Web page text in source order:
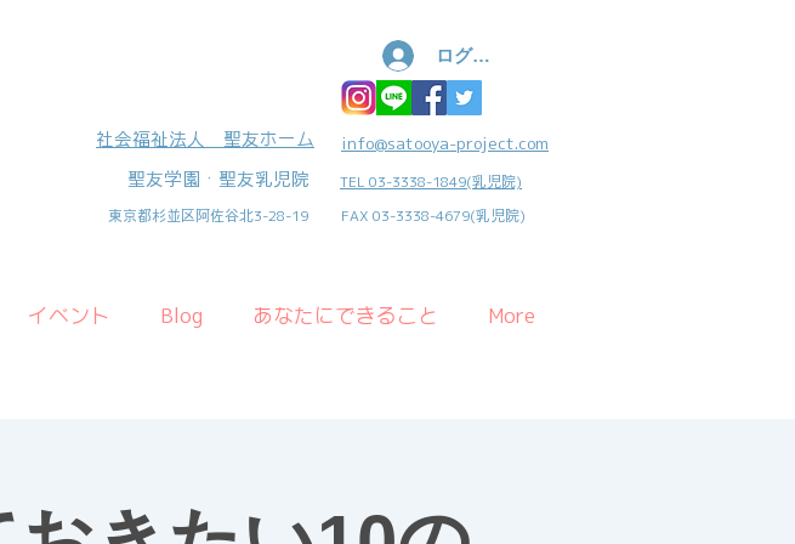
ログイン
社会福祉法人 聖友ホーム info@satooya-project.com
聖友学園・聖友乳児院
TEL 03-3338-1849(乳児院)
​東京都杉並区阿佐谷北3-28-19
FAX 03-3338-4679(乳児院)
イベント Blog あなたにできること More